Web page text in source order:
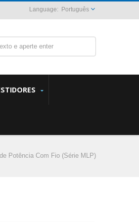
Português
Potência Com Fio (Série MLP)